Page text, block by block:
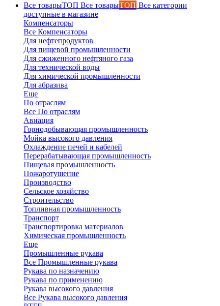
Все товарыТОП Все категории
доступные в магазине
Компенсаторы
Все Компенсаторы
Для нефтепродуктов
Для пищевой промышленности
Для сжиженного нефтяного газа
Для технической воды
Для химической промышленности
Для абразива
Еще
По отраслям
Все По отраслям
Авиация
Горнодобывающая промышленность
Мойка высокого давления
Охлаждение печей и кабелей
Перерабатывающая промышленность
Пищевая промышленность
Пожаротушение
Производство
Сельское хозяйство
Строительство
Топливная промышленность
Транспорт
Транспортировка материалов
Химическая промышленность
Еще
Промышленные рукава
Все Промышленные рукава
Рукава по назначению
Рукава по применению
Рукава высокого давления
Все Рукава высокого давления